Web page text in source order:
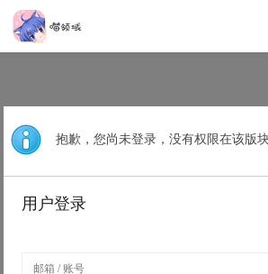
抱歉，您尚未登录，没有权限在该版
用户登录